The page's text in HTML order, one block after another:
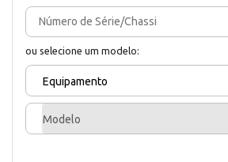
ou selecione um modelo:
Equipamento
Modelo